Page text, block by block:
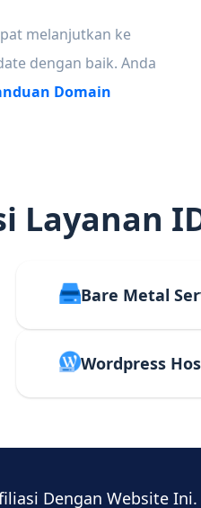
melanjutkan ke
dengan baik. Anda
Domain
Layanan
Bare Metal
Wordpress
Dengan Website Ini.